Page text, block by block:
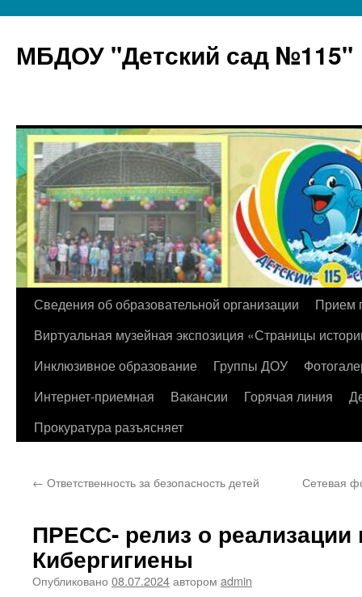
МБДОУ "Детский сад №115"
Перейти
содержимому
Сведения об образовательной организации
Прием
Виртуальная музейная экспозиция «Страницы
Инклюзивное образование
Группы ДОУ
Интернет-приемная
Вакансии Горячая линия
Прокуратура разъясняет
← Ответственность за безопасность детей Сетевая
ПРЕСС- релиз о
Кибергигиены
Опубликовано 08.07.2024автором admin